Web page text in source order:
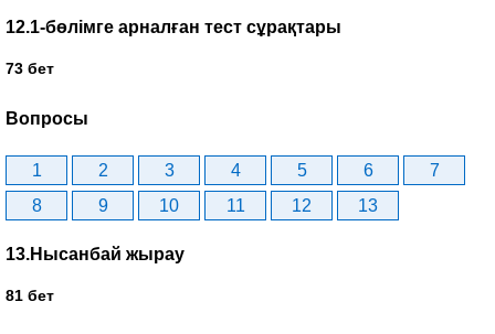
12.1-бөлімге арналған тест сұрақтары
73 бет
Вопросы
1 2 3 4 5 6
7
8
9 10 11 12 13
13.Нысанбай жырау
81 бет